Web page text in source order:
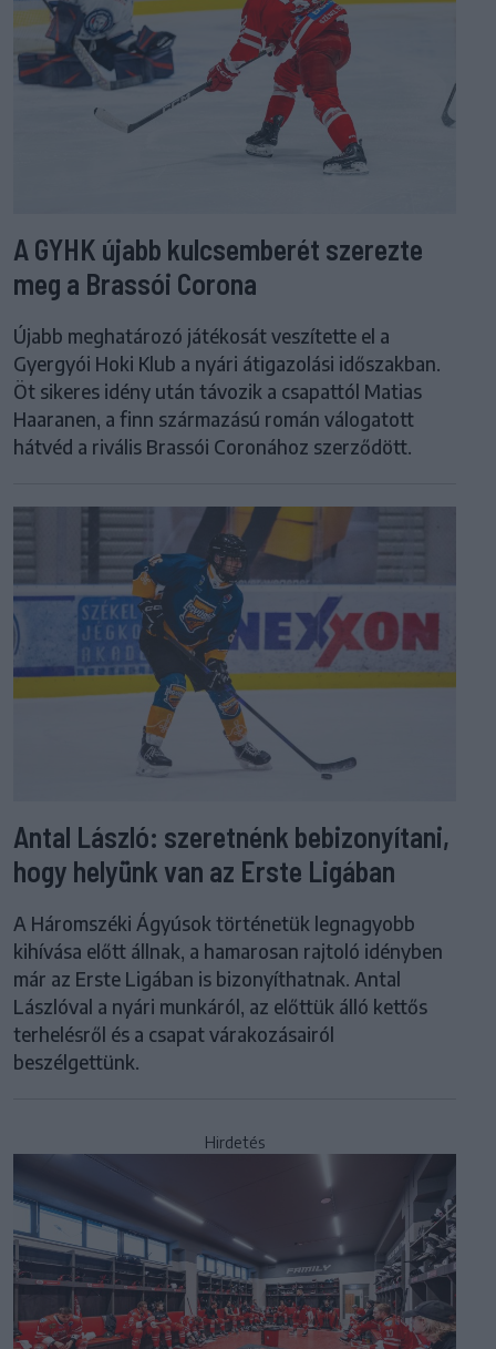
A GYHK újabb kulcsemberét szerezte
meg a Brassói Corona
Újabb meghatározó játékosát veszítette el a
Gyergyói Hoki Klub a nyári átigazolási időszakban.
Öt sikeres idény után távozik a csapattól Matias
Haaranen, a finn származású román válogatott
hátvéd a rivális Brassói Coronához szerződött.
Antal László: szeretnénk bebizonyítani,
hogy helyünk van az Erste Ligában
A Háromszéki Ágyúsok történetük legnagyobb
kihívása előtt állnak, a hamarosan rajtoló idényben
már az Erste Ligában is bizonyíthatnak. Antal
Lászlóval a nyári munkáról, az előttük álló kettős
terhelésről és a csapat várakozásairól
beszélgettünk.
Hirdetés